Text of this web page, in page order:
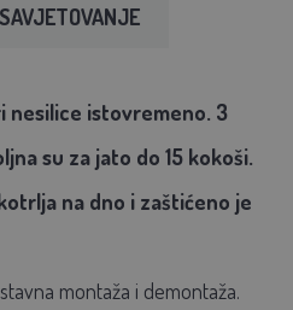
SAVJETOVANJE
nesilice istovremeno. 3
su za jato do 15 kokoši.
na dno i zaštićeno je
montaža i demontaža.